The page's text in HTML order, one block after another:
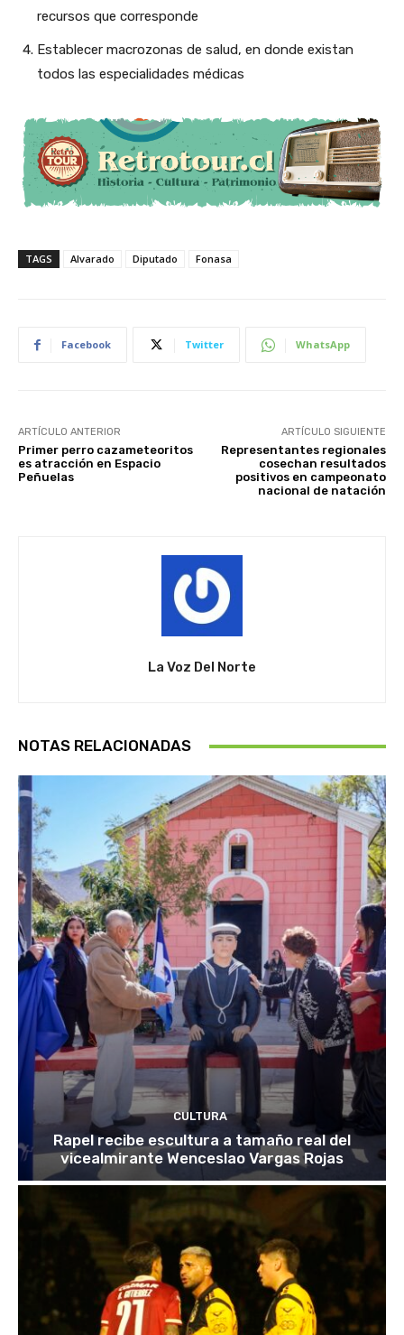
recursos que corresponde
Establecer macrozonas de salud, en donde existan
todos las especialidades médicas
TAGS Alvarado Diputado Fonasa
Facebook Twitter WhatsApp
ARTÍCULO ANTERIOR
Primer perro cazameteoritos
es atracción en Espacio
Peñuelas
ARTÍCULO SIGUIENTE
Representantes regionales
cosechan resultados
positivos en campeonato
nacional de natación
La Voz Del Norte
NOTAS RELACIONADAS
CULTURA
Rapel recibe escultura a tamaño real del
vicealmirante Wenceslao Vargas Rojas